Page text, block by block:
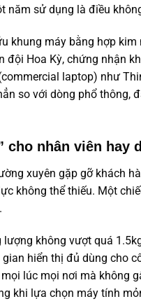
năm sử dụng là điều
khung máy bằng hợp
Hoa Kỳ, chứng nhận
laptop) như
so với dòng phổ thông,
cho nhân viên hay
xuyên gặp gỡ khách
không thể thiếu. Một
không vượt quá
hiển thị đủ dùng cho
lúc mọi nơi mà không
khi lựa chọn máy tính